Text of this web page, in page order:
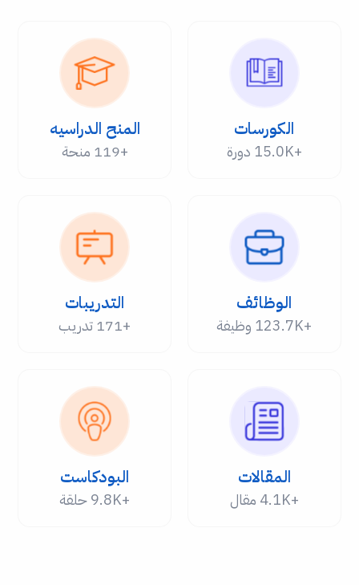
الكورسات
+15.0K دورة
المنح الدراسيه
+119 منحة
الوظائف
+123.7K وظيفة
التدريبات
+171 تدريب
المقالات
+4.1K مقال
البودكاست
+9.8K حلقة